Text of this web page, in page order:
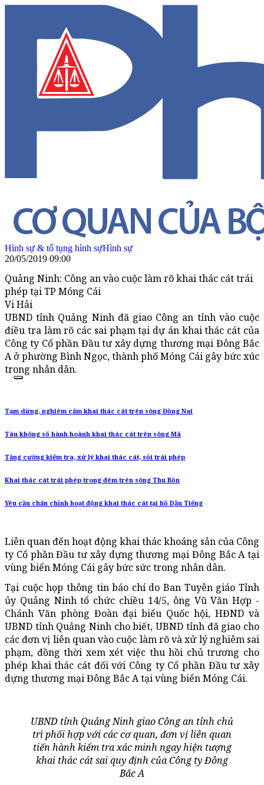
Hình sự & tố tụng hình sựHình sự
20/05/2019 09:00
Quảng Ninh: Công an vào cuộc làm rõ khai thác cát trái
phép tại TP Móng Cái
Vi Hải
UBND tỉnh Quảng Ninh đã giao Công an tỉnh vào cuộc
điều tra làm rõ các sai phạm tại dự án khai thác cát của
Công ty Cổ phần Đầu tư xây dựng thương mại Đông Bắc
A ở phường Bình Ngọc, thành phố Móng Cái gây bức xúc
trong nhân dân.
Tạm dừng, nghiêm cấm khai thác cát trên sông Đồng Nai
Tàu không số hành hoành khai thác cát trên sông Mã
Tăng cường kiểm tra, xử lý khai thác cát, sỏi trái phép
Khai thác cát trái phép trong đêm trên sông Thu Bồn
Yêu cầu chấn chỉnh hoạt động khai thác cát tại hồ Dầu Tiếng
Liên quan đến hoạt động khai thác khoáng sản của Công
ty Cổ phần Đầu tư xây dựng thương mại Đông Bắc A tại
vùng biển Móng Cái gây bức sức trong nhân dân.
Tại cuộc họp thông tin báo chí do Ban Tuyên giáo Tỉnh
ủy Quảng Ninh tổ chức chiều 14/5, ông Vũ Văn Hợp -
Chánh Văn phòng Đoàn đại biểu Quốc hội, HĐND và
UBND tỉnh Quảng Ninh cho biết, UBND tỉnh đã giao cho
các đơn vị liên quan vào cuộc làm rõ và xử lý nghiêm sai
phạm, đồng thời xem xét việc thu hồi chủ trương cho
phép khai thác cát đối với Công ty Cổ phần Đầu tư xây
dựng thương mại Đông Bắc A tại vùng biển Móng Cái.
UBND tỉnh Quảng Ninh giao Công an tỉnh chủ
trì phối hợp với các cơ quan, đơn vị liên quan
tiến hành kiểm tra xác minh ngay hiện tượng
khai thác cát sai quy định của Công ty Đông
Bắc A